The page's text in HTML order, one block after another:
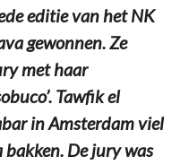
editie van het NK
gewonnen. Ze
met haar
Tawfik el
in Amsterdam viel
De jury was